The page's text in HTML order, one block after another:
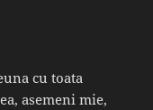
cu toata
asemeni mie,